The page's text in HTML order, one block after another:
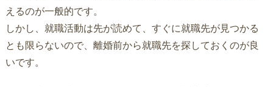
えるのが一般的です。
しかし、就職活動は先が読めて、すぐに就職先が見つかる
とも限らないので、離婚前から就職先を探しておくのが良
いです。